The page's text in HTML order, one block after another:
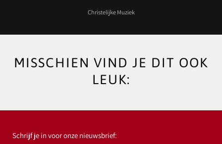
Christelijke Muziek
MISSCHIEN VIND JE DIT OOK
LEUK:
Schrijf je in voor onze nieuwsbrief: